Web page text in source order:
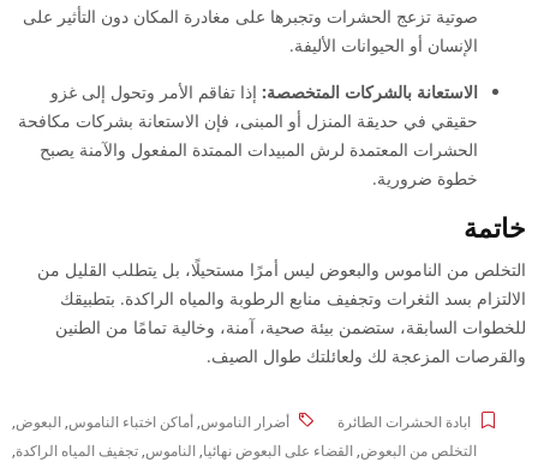
صوتية تزعج الحشرات وتجبرها على مغادرة المكان دون التأثير على
الإنسان أو الحيوانات الأليفة.
الاستعانة بالشركات المتخصصة: إذا تفاقم الأمر وتحول إلى غزو
حقيقي في حديقة المنزل أو المبنى، فإن الاستعانة بشركات مكافحة
الحشرات المعتمدة لرش المبيدات الممتدة المفعول والآمنة يصبح
خطوة ضرورية.
خاتمة
التخلص من الناموس والبعوض ليس أمرًا مستحيلًا، بل يتطلب القليل من
الالتزام بسد الثغرات وتجفيف منابع الرطوبة والمياه الراكدة. بتطبيقك
للخطوات السابقة، ستضمن بيئة صحية، آمنة، وخالية تمامًا من الطنين
والقرصات المزعجة لك ولعائلتك طوال الصيف.
ابادة الحشرات الطائرة أضرار الناموس, أماكن اختباء الناموس, البعوض,
التخلص من البعوض, القضاء على البعوض نهائيا, الناموس, تجفيف المياه الراكدة,